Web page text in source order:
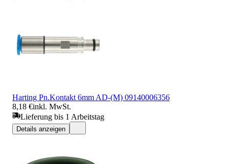
Harting Pn.Kontakt 6mm AD-(M) 09140006356
8,18 €inkl. MwSt.
Lieferung bis 1 Arbeitstag
Details anzeigen